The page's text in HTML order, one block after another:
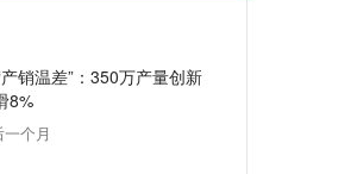
销温差”：350万产量创新
8%
个月